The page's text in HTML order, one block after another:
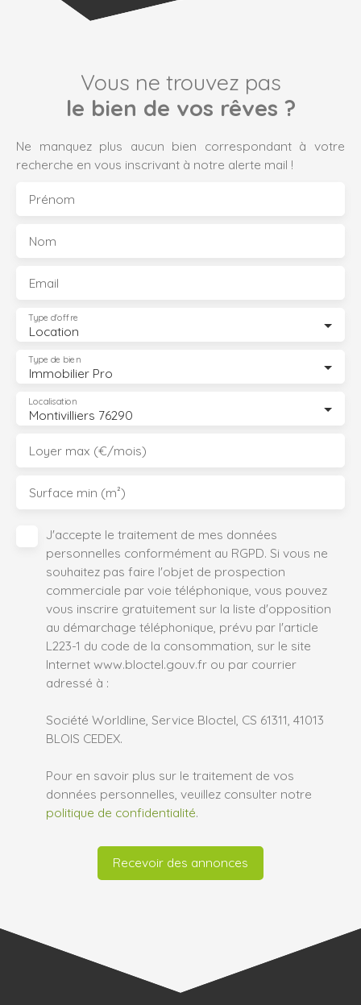
Vous ne trouvez pas
le bien de vos rêves ?
Ne manquez plus aucun bien correspondant à votre
recherche en vous inscrivant à notre alerte mail !
Prénom
Nom
Email
Location
Type d'offre
Immobilier Pro
Type de bien
Montivilliers 76290
Localisation
Loyer max (€/mois)
Surface min (m²)
J'accepte le traitement de mes données
personnelles conformément au RGPD. Si vous ne
souhaitez pas faire l'objet de prospection
commerciale par voie téléphonique, vous pouvez
vous inscrire gratuitement sur la liste d'opposition
au démarchage téléphonique, prévu par l'article
L223-1 du code de la consommation, sur le site
Internet www.bloctel.gouv.fr ou par courrier
adressé à :
Société Worldline, Service Bloctel, CS 61311, 41013
BLOIS CEDEX.
Pour en savoir plus sur le traitement de vos
données personnelles, veuillez consulter notre
politique de confidentialité.
Recevoir des annonces